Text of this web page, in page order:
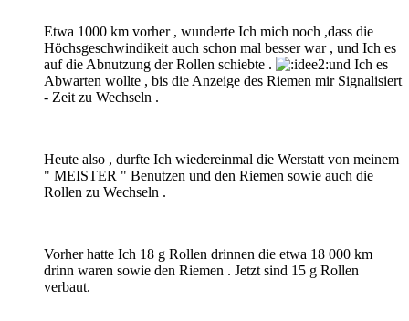
Etwa 1000 km vorher , wunderte Ich mich noch ,dass die
Höchsgeschwindikeit auch schon mal besser war , und Ich es
auf die Abnutzung der Rollen schiebte .
und Ich es
Abwarten wollte , bis die Anzeige des Riemen mir Signalisiert
- Zeit zu Wechseln .
Heute also , durfte Ich wiedereinmal die Werstatt von meinem
" MEISTER " Benutzen und den Riemen sowie auch die
Rollen zu Wechseln .
Vorher hatte Ich 18 g Rollen drinnen die etwa 18 000 km
drinn waren sowie den Riemen . Jetzt sind 15 g Rollen
verbaut.